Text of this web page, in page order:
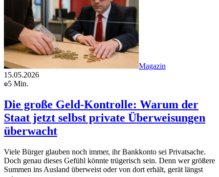
Magazin
15.05.2026
5 Min.
Die große Geld-Kontrolle: Warum der
Staat jetzt selbst private Überweisungen
überwacht
Viele Bürger glauben noch immer, ihr Bankkonto sei Privatsache.
Doch genau dieses Gefühl könnte trügerisch sein. Denn wer größere
Summen ins Ausland überweist oder von dort erhält, gerät längst